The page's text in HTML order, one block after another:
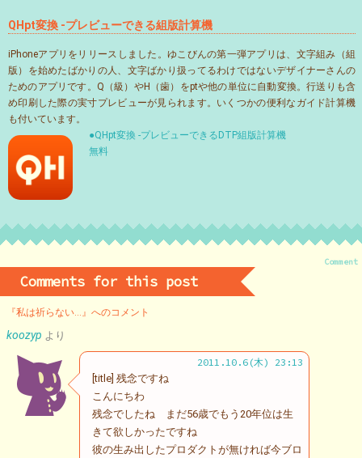
QHpt変換 -プレビューできる組版計算機
iPhoneアプリをリリースしました。ゆこびんの第一弾アプリは、文字組み（組
版）を始めたばかりの人、文字ばかり扱ってるわけではないデザイナーさんの
ためのアプリです。Q（級）やH（歯）をptや他の単位に自動変換。行送りも含
め印刷した際の実寸プレビューが見られます。いくつかの便利なガイド計算機
も付いています。
●QHpt変換 -プレビューできるDTP組版計算機
無料
Comment
Comments for this post
『私は祈らない…』へのコメント
koozyp より
2011.10.6(木) 23:13
[title] 残念ですね
こんにちわ
残念でしたね まだ56歳でもう20年位は生
きて欲しかったですね
彼の生み出したプロダクトが無ければ今ブロ